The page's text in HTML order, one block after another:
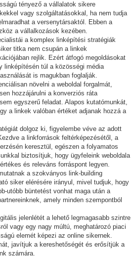
tényező a vállalatok sikere
vagy szolgáltatásokkal, ha nem tudja
a versenytársaktól. Ebben a
a vállalkozások kezében.
a komplex linképítési stratégiák
titka nem csupán a linkek
rejlik. Ezért átfogó megoldásokat
linképítésén túl a közösségi média
is magukban foglalják.
növelni a weboldal forgalmát,
hozzájárulni a konverziós ráta
egyszerű feladat. Alapos kutatómunkát,
a linkek valóban értéket adjanak hozzá a
dolgoz ki, figyelembe véve az adott
a linkforrások feltérképezésétől, a
keresztül, egészen a folyamatos
biztosítjuk, hogy ügyfeleink weboldala
és releváns forráspont legyen.
a szokványos link-building
siker elérésére irányul, mivel tudjuk, hogy
utóbb büntetést vonhat maga után a
amely minden szempontból
jelenlétét a lehető legmagasabb szintre
vagy egy nagy múltú, meghatározó piaci
elemét képezi az online sikernek.
javítjuk a kereshetőségét és erősítjük a
számára.